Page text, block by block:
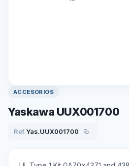
ACCESORIOS
Yaskawa UUX001700
Ref.Yas.UUX001700